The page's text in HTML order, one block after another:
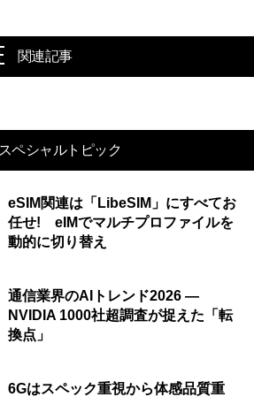
関連記事
スペシャルトピック
eSIM関連は「LibeSIM」にすべてお
任せ! eIMでマルチプロファイルを
動的に切り替え
通信業界のAIトレンド2026 ―
NVIDIA 1000社超調査が捉えた「転
換点」
6Gはスペック重視から体感品質重